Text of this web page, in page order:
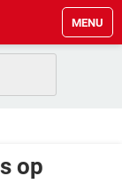
MENU
op